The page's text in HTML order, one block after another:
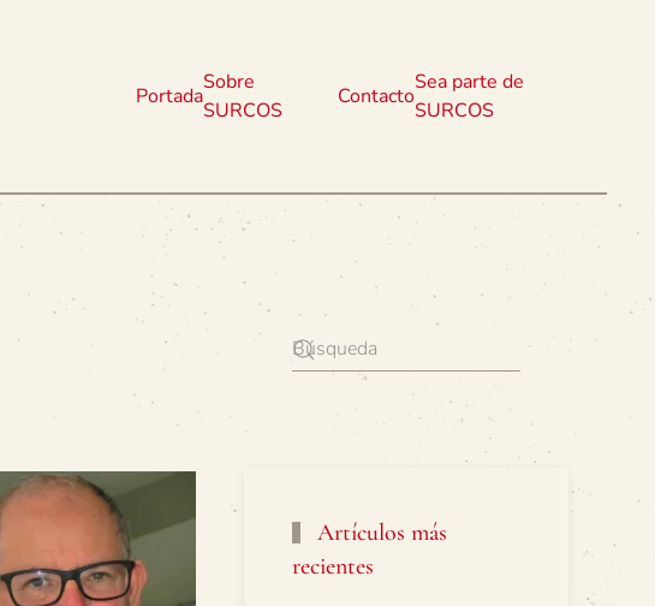
Portada
Sobre
SURCOS
Contacto
Sea parte de
SURCOS
Artículos más
recientes